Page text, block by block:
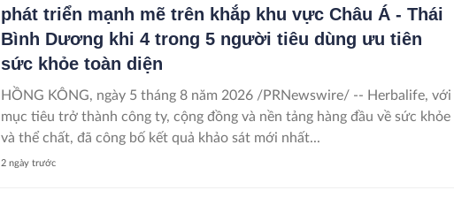
phát triển mạnh mẽ trên khắp khu vực Châu Á - Thái
Bình Dương khi 4 trong 5 người tiêu dùng ưu tiên
sức khỏe toàn diện
HỒNG KÔNG, ngày 5 tháng 8 năm 2026 /PRNewswire/ -- Herbalife, với
mục tiêu trở thành công ty, cộng đồng và nền tảng hàng đầu về sức khỏe
và thể chất, đã công bố kết quả khảo sát mới nhất...
2 ngày trước